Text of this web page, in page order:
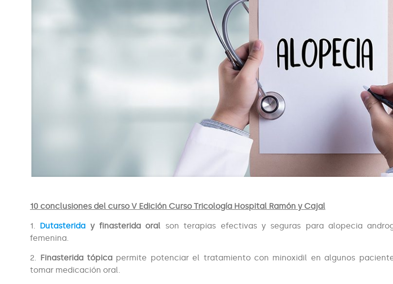
10 conclusiones del curso V Edición Curso Tricología Hospital Ramón y Cajal
1. Dutasterida y finasterida oral son terapias efectivas y seguras para alopecia
femenina.
2. Finasterida tópicapermite potenciar el tratamiento con minoxidil en algunos
tomar medicación oral.